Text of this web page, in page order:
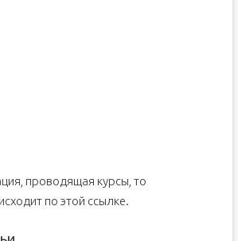
проводящая курсы, то
по этой ссылке.